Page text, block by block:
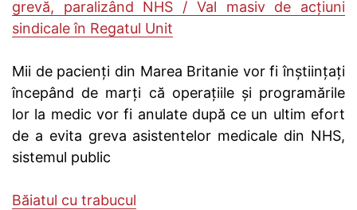
grevă, paralizând NHS / Val masiv de acțiuni
sindicale în Regatul Unit
Mii de pacienți din Marea Britanie vor fi înștiințați
începând de marți că operațiile și programările
lor la medic vor fi anulate după ce un ultim efort
de a evita greva asistentelor medicale din NHS,
sistemul public
Băiatul cu trabucul